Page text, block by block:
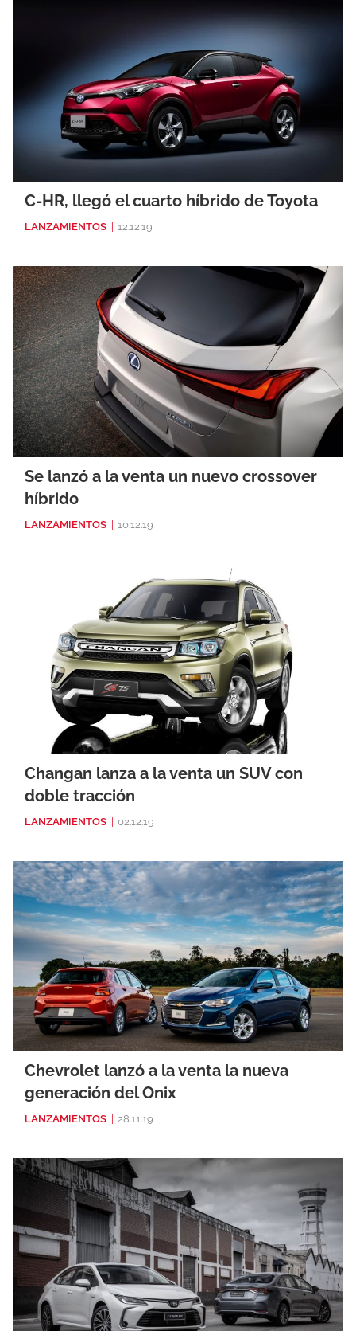
C-HR, llegó el cuarto híbrido de Toyota
LANZAMIENTOS 12.12.19
Se lanzó a la venta un nuevo crossover
híbrido
LANZAMIENTOS | 10.12.19
Changan lanza a la venta un SUV con
doble tracción
LANZAMIENTOS | 02.12.19
Chevrolet lanzó a la venta la nueva
generación del Onix
LANZAMIENTOS | 28.11.19